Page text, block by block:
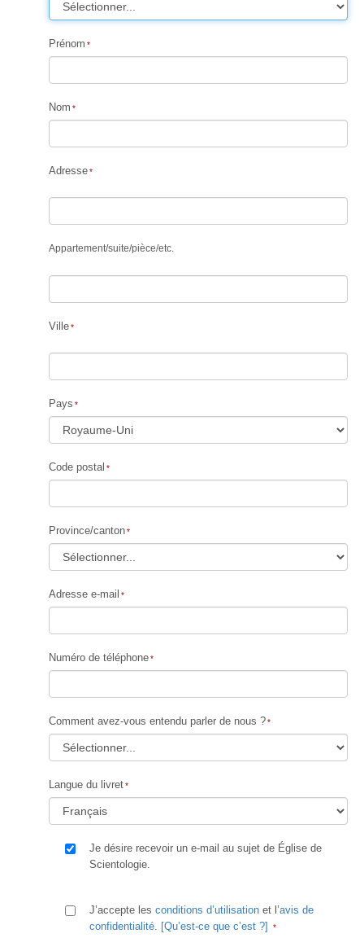
Prénom
Nom
Adresse
Appartement/suite/pièce/etc.
Ville
Pays
Code postal
Province/canton
Adresse e-mail
Numéro de téléphone
Comment avez-vous entendu parler de nous ?
Langue du livret
Je désire recevoir un e-mail au sujet de Église de
Scientologie.
J’accepte les conditions d’utilisation et l’avis de
confidentialité. [Qu’est-ce que c’est ?]